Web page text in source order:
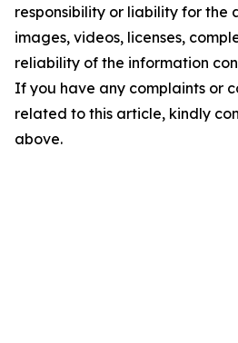
responsibility or liability for the
images, videos, licenses,
reliability of the information
If you have any complaints or
related to this article, kindly
above.